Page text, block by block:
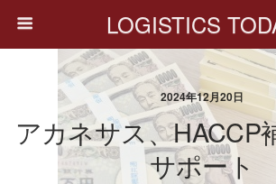
LOGISTICS
2024年12月20日
アカネサス、HACCP
サポート